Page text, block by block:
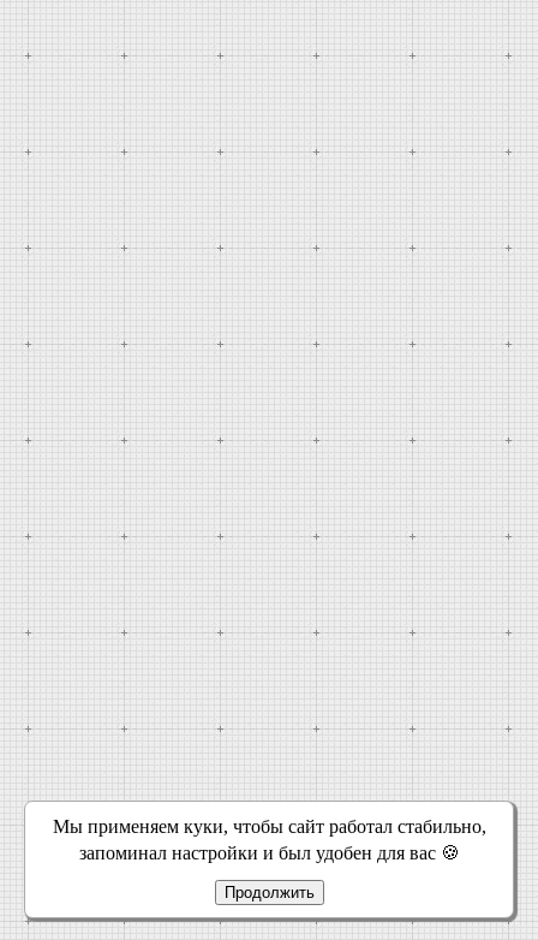
Мы применяем куки, чтобы сайт работал стабильно,
запоминал настройки и был удобен для вас 🍪
Продолжить